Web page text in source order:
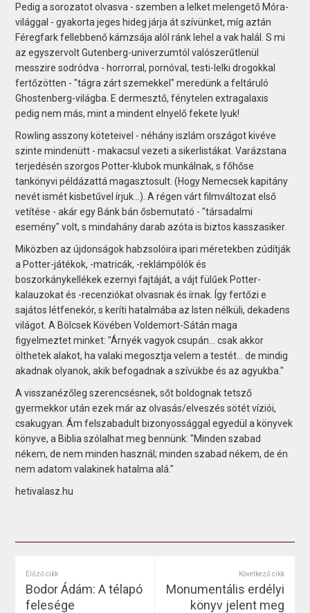
Pedig a sorozatot olvasva - szemben a lelket melengető Móra-
világgal - gyakorta jeges hideg járja át szívünket, míg aztán
Féregfark fellebbenő kámzsája alól ránk lehel a vak halál. S mi
az egyszervolt Gutenberg-univerzumtól valószerűtlenül
messzire sodródva - horrorral, pornóval, testi-lelki drogokkal
fertőzötten - "tágra zárt szemekkel" meredünk a feltáruló
Ghostenberg-világba. E dermesztő, fénytelen extragalaxis
pedig nem más, mint a mindent elnyelő fekete lyuk!
Rowling asszony köteteivel - néhány iszlám országot kivéve
szinte mindenütt - makacsul vezeti a sikerlistákat. Varázstana
terjedésén szorgos Potter-klubok munkálnak, s főhőse
tankönyvi példázattá magasztosult. (Hogy Nemecsek kapitány
nevét ismét kisbetűvel írjuk...). A régen várt filmváltozat első
vetítése - akár egy Bánk bán ősbemutató - "társadalmi
esemény" volt, s mindahány darab azóta is biztos kasszasiker.
Miközben az újdonságok habzsolóira ipari méretekben zúdítják
a Potter-játékok, -matricák, -reklámpólók és
boszorkánykellékek ezernyi fajtáját, a vájt fülűek Potter-
kalauzokat és -recenziókat olvasnak és írnak. Így fertőzi e
sajátos létfenekór, s keríti hatalmába az Isten nélküli, dekadens
világot. A Bölcsek Kövében Voldemort-Sátán maga
figyelmeztet minket: "Árnyék vagyok csupán... csak akkor
ölthetek alakot, ha valaki megosztja velem a testét... de mindig
akadnak olyanok, akik befogadnak a szívükbe és az agyukba."
A visszanézőleg szerencsésnek, sőt boldognak tetsző
gyermekkor után ezek már az olvasás/elveszés sötét víziói,
csakugyan. Ám felszabadult bizonyossággal egyedül a könyvek
könyve, a Biblia szólalhat meg bennünk: "Minden szabad
nékem, de nem minden használ; minden szabad nékem, de én
nem adatom valakinek hatalma alá."
hetivalasz.hu
Előző cikk
Bodor Ádám: A télapó
felesége
Következő cikk
Monumentális erdélyi
könyv jelent meg